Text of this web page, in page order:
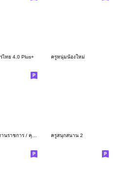
ไทย 4.0 Plus+ ครูหนุ่มน้องใหม่
คำพูดทำงานราชการ / คุณครู (ผู้ชาย) ครูสนุกสนาน 2